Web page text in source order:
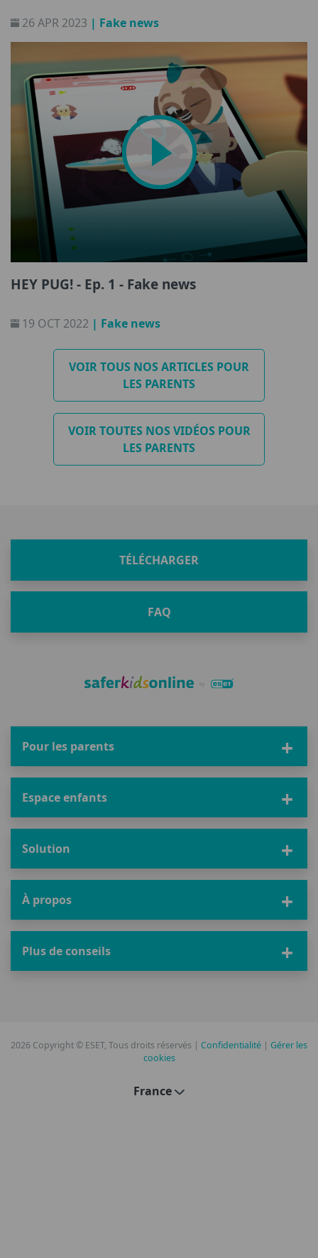
pour le paranormal sur les jeunes de 11 à 24 ans.
26 APR 2023 | Fake news
HEY PUG! - Ep. 1 - Fake news
19 OCT 2022 | Fake news
VOIR TOUS NOS ARTICLES POUR
LES PARENTS
VOIR TOUTES NOS VIDÉOS POUR
LES PARENTS
TÉLÉCHARGER
FAQ
Pour les parents
Espace enfants
Solution
À propos
Plus de conseils
2026 Copyright © ESET, Tous droits réservés | Confidentialité | Gérer les
cookies
France